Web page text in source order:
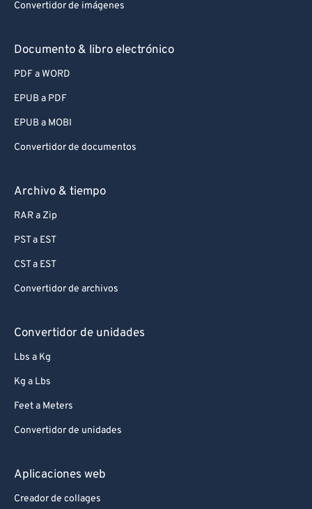
Convertidor de imágenes
Documento & libro electrónico
PDF a WORD
EPUB a PDF
EPUB a MOBI
Convertidor de documentos
Archivo & tiempo
RAR a Zip
PST a EST
CST a EST
Convertidor de archivos
Convertidor de unidades
Lbs a Kg
Kg a Lbs
Feet a Meters
Convertidor de unidades
Aplicaciones web
Creador de collages